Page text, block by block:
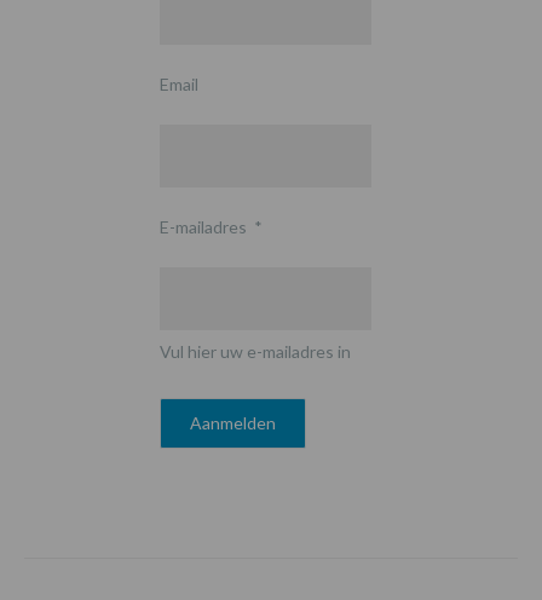
Email
E-mailadres *
Vul hier uw e-mailadres in